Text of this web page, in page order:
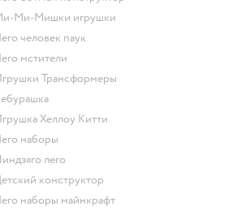
Ми-Ми-Мишки игрушки
Лего человек паук
Лего мстители
Игрушки Трансформеры
Чебурашка
Игрушка Хеллоу Китти
Лего наборы
Ниндзяго лего
Детский конструктор
Лего наборы майнкрафт